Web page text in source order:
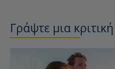
Γράψτε μια κριτική